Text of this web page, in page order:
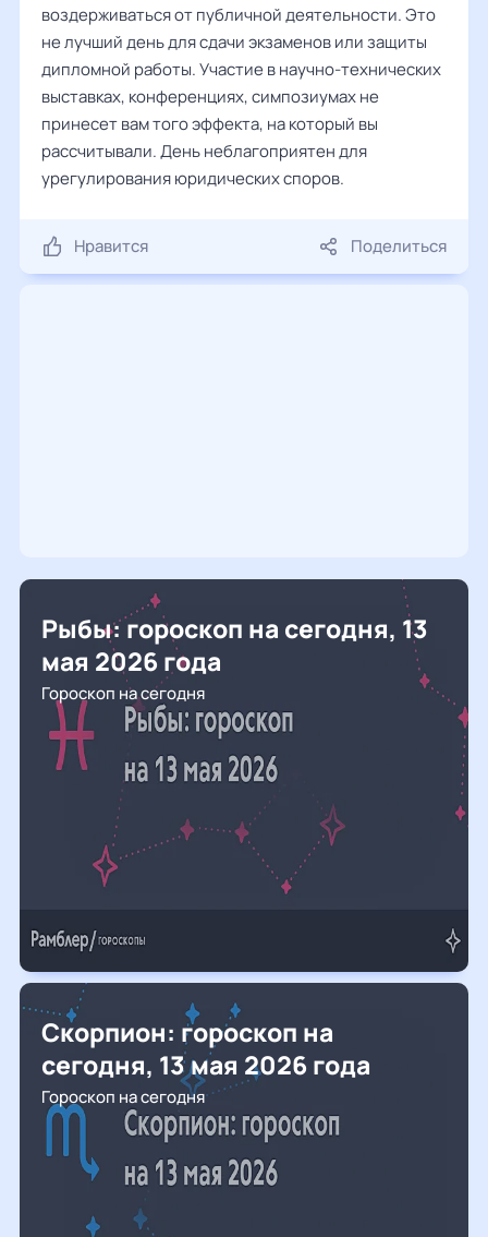
воздерживаться от публичной деятельности. Это
не лучший день для сдачи экзаменов или защиты
дипломной работы. Участие в научно-технических
выставках, конференциях, симпозиумах не
принесет вам того эффекта, на который вы
рассчитывали. День неблагоприятен для
урегулирования юридических споров.
Нравится Поделиться
Рыбы: гороскоп на сегодня, 13
мая 2026 года
Гороскоп на сегодня
Скорпион: гороскоп на
сегодня, 13 мая 2026 года
Гороскоп на сегодня